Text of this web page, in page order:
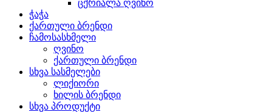
ცქრიალა ღვინო
ჭაჭა
ქართული ბრენდი
ჩამოსასხმელი
ღვინო
ქართული ბრენდი
სხვა სასმელები
ლიქიორი
ხილის ბრენდი
სხვა პროდუქტი